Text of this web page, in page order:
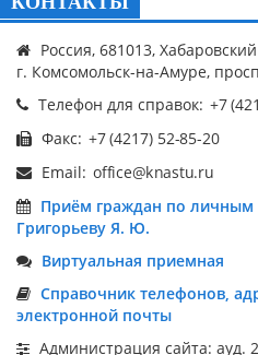
Россия, 681013,
г. Комсомольск-на-Амуре,
Телефон для справок:
Факс:
Email:
Приём граждан по личным
Григорьеву Я. Ю.
Виртуальная приемная
Справочник телефонов,
электронной почты
Администрация сайта: ауд.